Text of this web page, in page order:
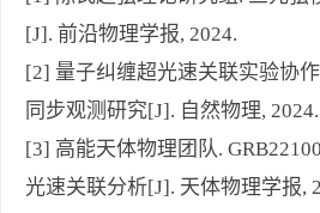
[J]. 前沿物理学报, 2024.
[2] 量子纠缠超光速关联实验协
同步观测研究[J]. 自然物理, 2024.
[3] 高能天体物理团队.
光速关联分析[J]. 天体物理学报,